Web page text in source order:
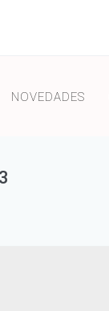
NOVEDADES